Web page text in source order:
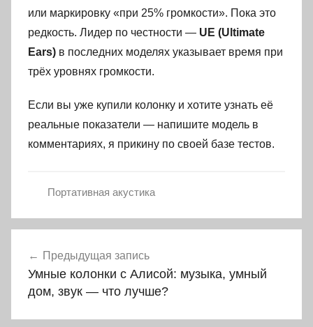
или маркировку «при 25% громкости». Пока это
редкость. Лидер по честности — UE (Ultimate
Ears) в последних моделях указывает время при
трёх уровнях громкости.
Если вы уже купили колонку и хотите узнать её
реальные показатели — напишите модель в
комментариях, я прикину по своей базе тестов.
Портативная акустика
по
записям
Предыдущая запись
Умные колонки с Алисой: музыка, умный
дом, звук — что лучше?